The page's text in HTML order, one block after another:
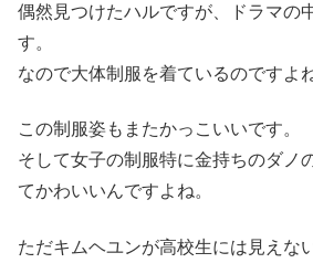
偶然見つけたハルですが、ドラマの
す。
なので大体制服を着ているのですよね
この制服姿もまたかっこいいです。
そして女子の制服特に金持ちのダノ
てかわいいんですよね。
ただキムヘユンが高校生には見えな